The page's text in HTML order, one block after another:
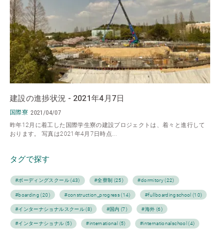
建設の進捗状況 - 2021年4月7日
国際寮 2021/04/07
昨年12月に着工した国際学生寮の建設プロジェクトは、着々と進行して
おります。 写真は2021年4月7日時点...
タグで探す
#ボーディングスクール (43) #全寮制 (25) #dormitory (22)
#boarding (20) #construction_progress (14) #fullboardingschool (10)
#インターナショナルスクール (8) #国内 (7) #海外 (6)
#インターナショナル (5) #international (5) #internationalschool (4)